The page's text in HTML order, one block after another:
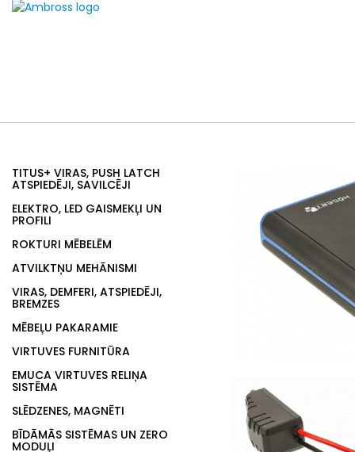
TITUS+ VIRAS, PUSH LATCH
ATSPIEDĒJI, SAVILCĒJI
ELEKTRO, LED GAISMEKĻI UN
PROFILI
ROKTURI MĒBELĒM
ATVILKTŅU MEHĀNISMI
VIRAS, DEMFERI, ATSPIEDĒJI,
BREMZES
MĒBEĻU PAKARAMIE
VIRTUVES FURNITŪRA
EMUCA VIRTUVES RELIŅA
SISTĒMA
SLĒDZENES, MAGNĒTI
BĪDĀMĀS SISTĒMAS UN ZERO
MODUĻI